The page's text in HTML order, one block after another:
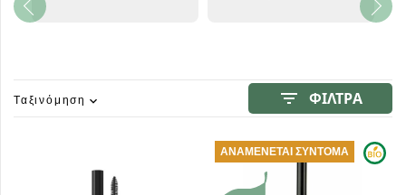
Ταξινόμηση expand_more filter_list ΦΙΛΤΡΑ
ΑΝΑΜΈΝΕΤΑΙ ΣΎΝΤΟΜΑ